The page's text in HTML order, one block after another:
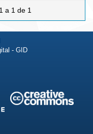
a 1 de 1
- GID